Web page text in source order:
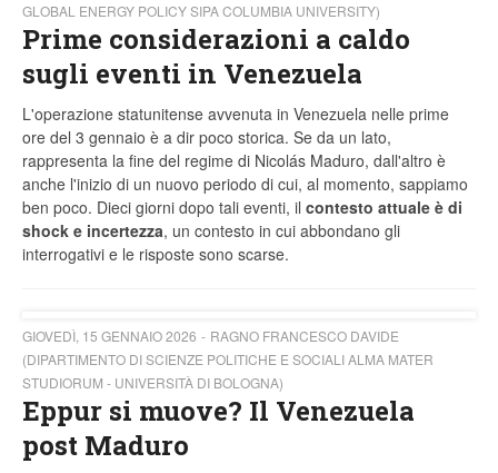
GLOBAL ENERGY POLICY SIPA COLUMBIA UNIVERSITY)
Prime considerazioni a caldo
sugli eventi in Venezuela
L'operazione statunitense avvenuta in Venezuela nelle prime
ore del 3 gennaio è a dir poco storica. Se da un lato,
rappresenta la fine del regime di Nicolás Maduro, dall'altro è
anche l'inizio di un nuovo periodo di cui, al momento, sappiamo
ben poco. Dieci giorni dopo tali eventi, il contesto attuale è di
shock e incertezza, un contesto in cui abbondano gli
interrogativi e le risposte sono scarse.
GIOVEDÌ, 15 GENNAIO 2026
RAGNO FRANCESCO DAVIDE
(DIPARTIMENTO DI SCIENZE POLITICHE E SOCIALI ALMA MATER
STUDIORUM - UNIVERSITÀ DI BOLOGNA)
Eppur si muove? Il Venezuela
post Maduro